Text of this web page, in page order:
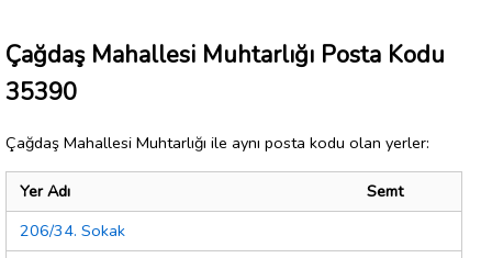
Çağdaş Mahallesi Muhtarlığı Posta Kodu
35390
Çağdaş Mahallesi Muhtarlığı ile aynı posta kodu olan yerler:
Yer Adı
Semt
206/34. Sokak